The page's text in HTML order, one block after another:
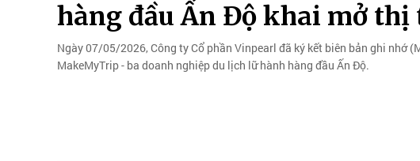
hàng đầu Ấn Độ khai mở thị
Ngày 07/05/2026, Công ty Cổ phần Vinpearl đã ký kết biên bản ghi nhớ
MakeMyTrip - ba doanh nghiệp du lịch lữ hành hàng đầu Ấn Độ.